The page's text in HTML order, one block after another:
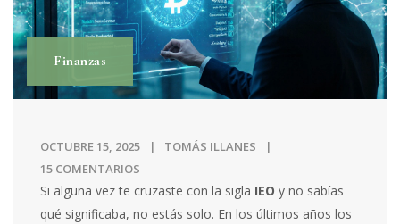
Finanzas
OCTUBRE 15, 2025
TOMÁS ILLANES
15 COMENTARIOS
Si alguna vez te cruzaste con la sigla IEO y no sabías
qué significaba, no estás solo. En los últimos años los